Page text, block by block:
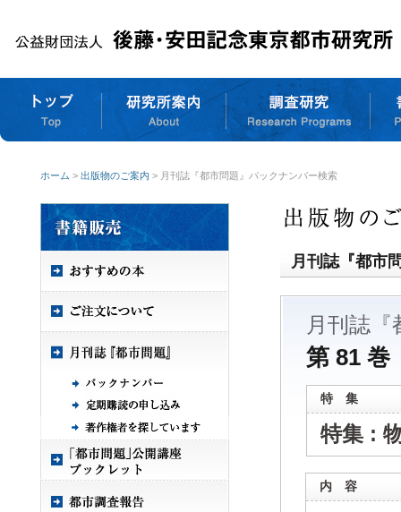
ホーム > 出版物のご案内 > 月刊誌『都市問題』バックナンバー検索
月刊誌『都市
月刊誌『
第 81
特 集
特集 :
内 容